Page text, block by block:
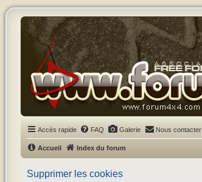
Accès rapide FAQ Galerie Nous contacter
Accueil Index du forum
Supprimer les cookies